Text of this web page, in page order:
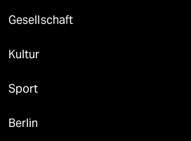
Gesellschaft
Kultur
Sport
Berlin